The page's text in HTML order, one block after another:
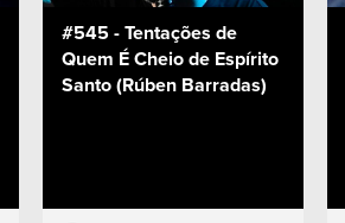
#545 - Tentações de
Quem É Cheio de Espírito
Santo (Rúben Barradas)